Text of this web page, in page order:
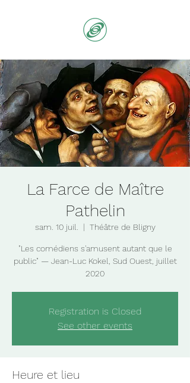
La Farce de Maître
Pathelin
sam. 10 juil.
  |
Théâtre de Bligny
"Les comédiens s'amusent autant que le
public" — Jean-Luc Kokel, Sud Ouest, juillet
2020
Registration is Closed
See other events
Heure et lieu